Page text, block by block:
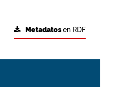
Metadatosen RDF